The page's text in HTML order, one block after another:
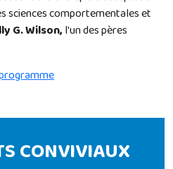
sciences comportementales et
G. Wilson, l'un des pères
CONVIVIAUX